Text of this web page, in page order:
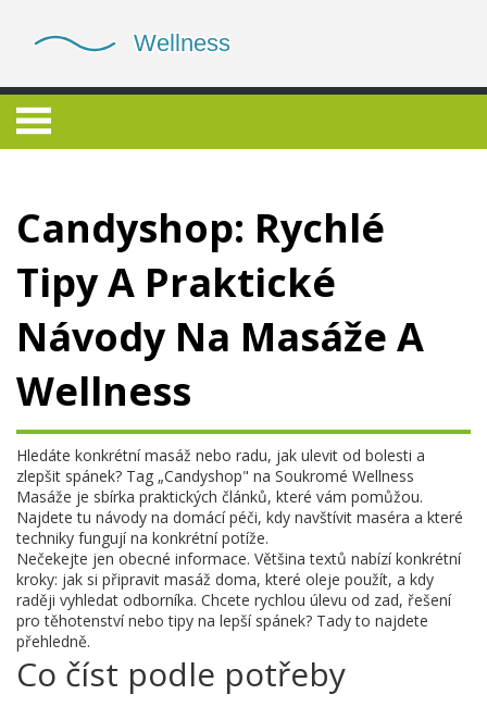
Candyshop: Rychlé
Tipy A Praktické
Návody Na Masáže A
Wellness
Hledáte konkrétní masáž nebo radu, jak ulevit od bolesti a
zlepšit spánek? Tag „Candyshop" na Soukromé Wellness
Masáže je sbírka praktických článků, které vám pomůžou.
Najdete tu návody na domácí péči, kdy navštívit maséra a které
techniky fungují na konkrétní potíže.
Nečekejte jen obecné informace. Většina textů nabízí konkrétní
kroky: jak si připravit masáž doma, které oleje použít, a kdy
raději vyhledat odborníka. Chcete rychlou úlevu od zad, řešení
pro těhotenství nebo tipy na lepší spánek? Tady to najdete
přehledně.
Co číst podle potřeby